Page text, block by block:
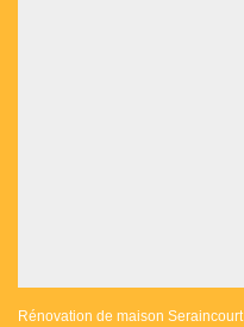
Rénovation de maison Seraincourt